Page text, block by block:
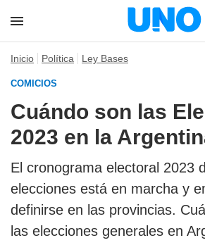
Inicio Política Ley Bases
COMICIOS
Cuándo son las
2023 en la
El cronograma electoral 2023
elecciones está en marcha y
definirse en las provincias.
las elecciones generales en